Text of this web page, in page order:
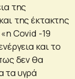
της
της έκτακτης
Covid -19
και το
δεν θα
τα υγρά